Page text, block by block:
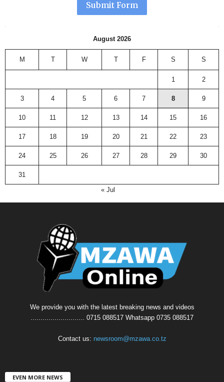
Submit Form
August 2026
M T W T F S S
1 2
3 4 5 6 7 8 9
10 11 12 13 14 15 16
17 18 19 20 21 22 23
24 25 26 27 28 29 30
31
« Jul
We provide you with the latest breaking news and videos
........................... 0715 088517 Whatsapp 0735 088517
Contact us: newsroom@mzawa.co.tz
EVEN MORE NEWS